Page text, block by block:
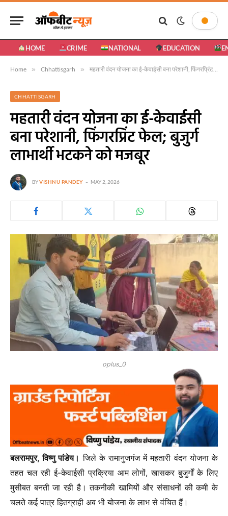
HOME CRIME NATIONAL EDUCATION
Home » Chhattisgarh » महतारी वंदन योजना का ई-केवाईसी बना परेशानी, फिंगरप्रिंट फेल; बुजुर्ग लाभार्थी भटकने को मजबूर
CHHATTISGARH
महतारी वंदन योजना का ई-केवाईसी
बना परेशानी, फिंगरप्रिंट फेल; बुजुर्ग
लाभार्थी भटकने को मजबूर
BYVISHNU PANDEY MAY 2, 2026
oplus_0
बलरामपुर, विष्णु पांडेय। जिले के रामानुजगंज में महतारी वंदन योजना के
तहत चल रही ई-केवाईसी प्रक्रिया आम लोगों, खासकर बुजुर्गों के लिए
मुसीबत बनती जा रही है। तकनीकी खामियों और संसाधनों की कमी के
चलते कई पात्र हितग्राही अब भी योजना के लाभ से वंचित हैं।